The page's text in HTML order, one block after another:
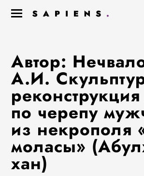
Автор:
А.И.
по черепу
из некрополя
моласы»
хан)